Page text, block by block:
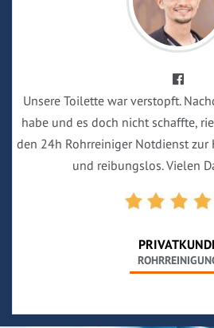
Unsere Toilette war verstopft.
habe und es doch nicht schaffte,
den 24h Rohrreiniger Notdienst
und reibungslos. Vielen